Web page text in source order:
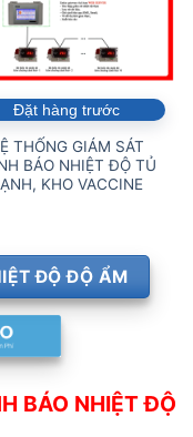
Đặt hàng trước
THỐNG GIÁM SÁT
BÁO NHIỆT ĐỘ TỦ
KHO VACCINE
ĐỘ ĐỘ ẨM
BÁO NHIỆT ĐỘ